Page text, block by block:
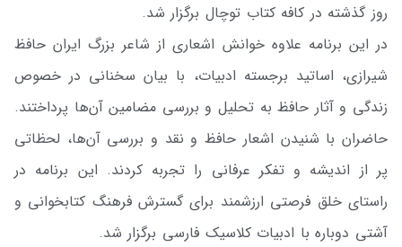
روز گذشته در کافه کتاب توچال برگزار شد.
در این برنامه علاوه خوانش اشعاری از شاعر بزرگ ایران حافظ
شیرازی، اساتید برجسته ادبیات، با بیان سخنانی در خصوص
زندگی و آثار حافظ به تحلیل و بررسی مضامین آن‌ها پرداختند.
حاضران با شنیدن اشعار حافظ و نقد و بررسی آن‌ها، لحظاتی
پر از اندیشه و تفکر عرفانی را تجربه کردند. این برنامه در
راستای خلق فرصتی ارزشمند برای گسترش فرهنگ کتابخوانی و
آشتی دوباره با ادبیات کلاسیک فارسی برگزار شد.